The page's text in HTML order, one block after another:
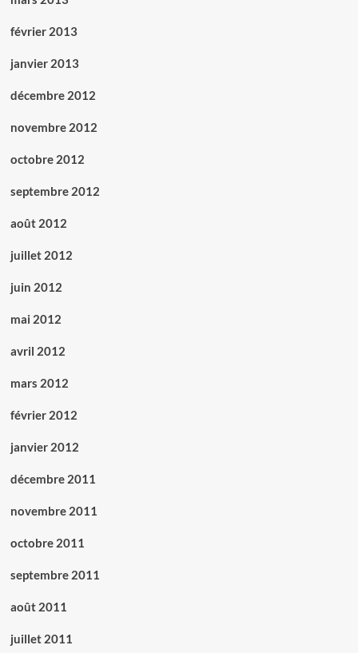
février 2013
janvier 2013
décembre 2012
novembre 2012
octobre 2012
septembre 2012
août 2012
juillet 2012
juin 2012
mai 2012
avril 2012
mars 2012
février 2012
janvier 2012
décembre 2011
novembre 2011
octobre 2011
septembre 2011
août 2011
juillet 2011